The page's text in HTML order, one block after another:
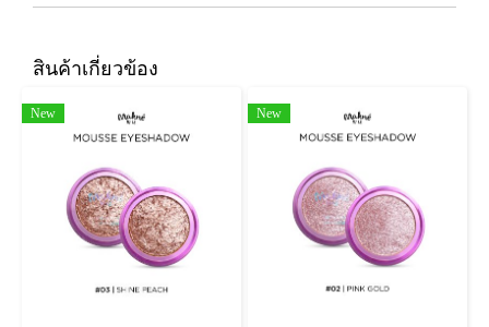
สินค้าเกี่ยวข้อง
New New